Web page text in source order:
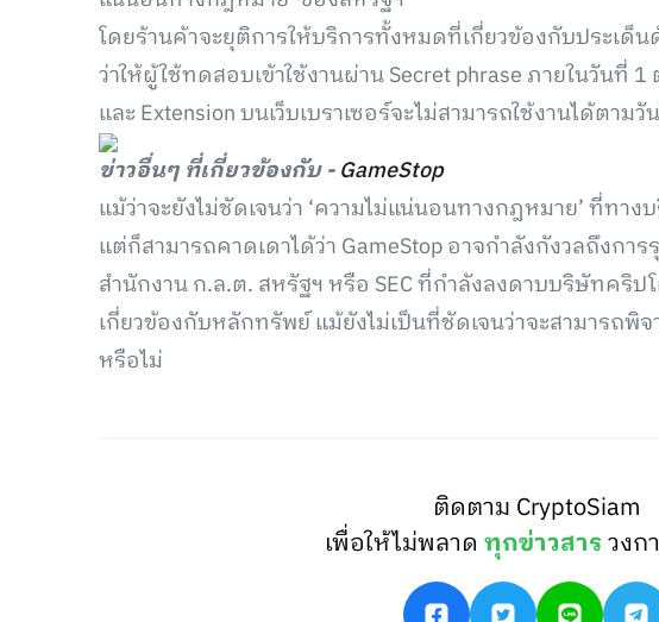
โดยร้านค้าจะยุติการให้บริการทั้งหมดที่เกี่ยวข้องกับประเด็น
ว่าให้ผู้ใช้ทดสอบเข้าใช้งานผ่าน Secret phrase ภายในวันที่
และ Extension บนเว็บเบราเซอร์จะไม่สามารถใช้งานได้ตามวั
ข่าวอื่นๆ ที่เกี่ยวข้องกับ -GameStop
แม้ว่าจะยังไม่ชัดเจนว่า ‘ความไม่แน่นอนทางกฎหมาย’ ที่ทา
แต่ก็สามารถคาดเดาได้ว่า GameStop อาจกำลังกังวลถึงก
สำนักงาน ก.ล.ต. สหรัฐฯ หรือ SEC ที่กำลังลงดาบบริษัทคริป
เกี่ยวข้องกับหลักทรัพย์ แม้ยังไม่เป็นที่ชัดเจนว่าจะสามารถ
หรือไม่
ติดตาม CryptoSiam
เพื่อให้ไม่พลาดทุกข่าวสารวงก